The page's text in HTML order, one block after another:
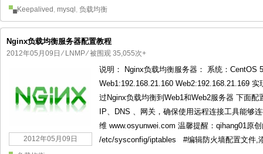
Keepalived , mysql , 负载均衡
Nginx负载均衡服务器配置教程
2012年05月09日 ⁄ LNMP⁄ 被围观 35,055次+
2012年05月09日
说明： Nginx负载均衡服务器： 系统：CentOS
Web1:192.168.21.160 Web2:192.168.21.169
过Nginx负载均衡到Web1和Web2服务器 下面
IP、DNS 、网关，确保使用远程连接工具能够
维 www.osyunwei.com 温馨提醒：qihang01原
/etc/sysconfig/iptables #编辑防火墙配置文件,